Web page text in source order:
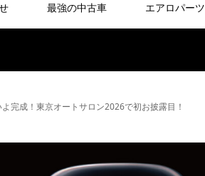
最強の中古車 エアロパーツ
完成！東京オートサロン2026で初お披露目！